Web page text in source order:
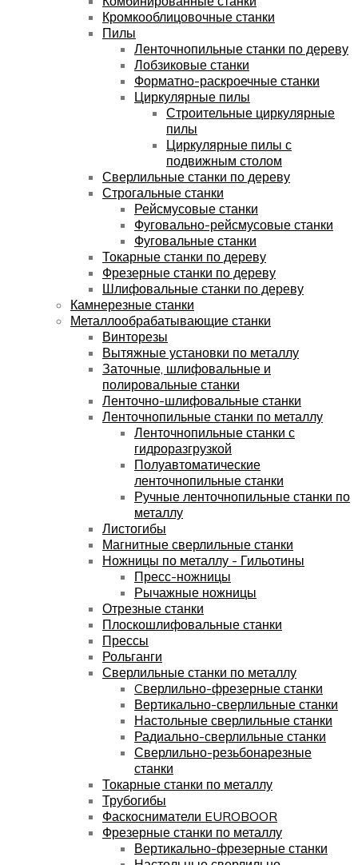
Кромкооблицовочные станки
Пилы
Ленточнопильные станки по дереву
Лобзиковые станки
Форматно-раскроечные станки
Циркулярные пилы
Строительные циркулярные
пилы
Циркулярные пилы с
подвижным столом
Сверлильные станки по дереву
Строгальные станки
Рейсмусовые станки
Фуговально-рейсмусовые станки
Фуговальные станки
Токарные станки по дереву
Фрезерные станки по дереву
Шлифовальные станки по дереву
Камнерезные станки
Металлообрабатывающие станки
Винторезы
Вытяжные установки по металлу
Заточные, шлифовальные и
полировальные станки
Ленточно-шлифовальные станки
Ленточнопильные станки по металлу
Ленточнопильные станки с
гидроразгрузкой
Полуавтоматические
ленточнопильные станки
Ручные ленточнопильные станки по
металлу
Листогибы
Магнитные сверлильные станки
Ножницы по металлу - Гильотины
Пресс-ножницы
Рычажные ножницы
Отрезные станки
Плоскошлифовальные станки
Прессы
Рольганги
Сверлильные станки по металлу
Cверлильно-фрезерные станки
Вертикально-сверлильные станки
Настольные сверлильные станки
Радиально-сверлильные станки
Сверлильно-резьбонарезные
станки
Токарные станки по металлу
Трубогибы
Фаскосниматели EUROBOOR
Фрезерные станки по металлу
Вертикально-фрезерные станки